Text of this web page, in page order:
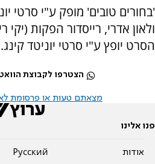
'בחורים טובים' מופק ע"י סרטי
ולאון אדרי, רייסדור הפקות
הסרט יופץ ע"י סרטי יוניטד קינג.
הצטרפו לקבוצת
מצאתם טעות או פרסומת לא
פנו אלינו
אודות
Pусский